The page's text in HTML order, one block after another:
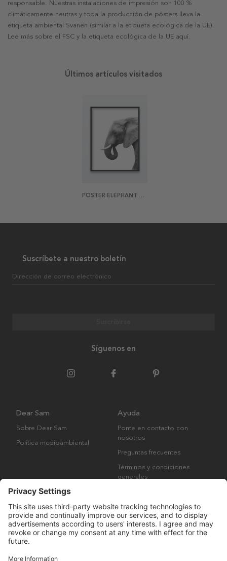
responsable. Nuestras instalaciones de impresión son 100 %
climáticamente neutras y toda la producción de pósters lleva la
etiqueta ambiental Svanen (similar a la etiqueta ecológica de la UE).
Lee más sobre el FSC y la etiqueta ecológica de la UE aquí.
Últimos artículos visitados
POSTER ELEPHANT PROFILE
Suscríbete a nuestro boletín
Dirección de correo electrónico
Síguenos en
Dear Sam
Sobre Dear Sam
Política medioambiental
Ayuda
Ponte en contacto con
nosotros
Preguntas frecuentes
Términos y condiciones
generales
Derechos de autor © Many Brands AB 2023. Todos los derechos